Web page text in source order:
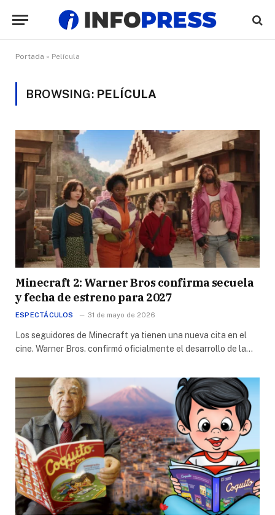
Portada » Película
BROWSING: PELÍCULA
Minecraft 2: Warner Bros confirma secuela
y fecha de estreno para 2027
ESPECTÁCULOS 31 de mayo de 2026
Los seguidores de Minecraft ya tienen una nueva cita en el
cine. Warner Bros. confirmó oficialmente el desarrollo de la…